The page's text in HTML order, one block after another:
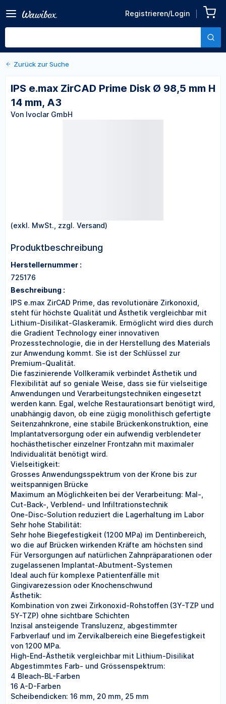
Registrieren/Login
Disk Ø 98,5 mm H 14 mm, A3
Von Ivoclar GmbH
Zurück zu den Produktdetails
Zurück zur Suche
IPS e.max ZirCAD Prime Disk Ø 98,5 mm H
14 mm, A3
Von Ivoclar GmbH
(exkl. MwSt., zzgl. Versand)
Produktbeschreibung
Herstellernummer :
725176
Beschreibung :
IPS e.max ZirCAD Prime, das revolutionäre Zirkonoxid,
steht für höchste Qualität und Ästhetik vergleichbar mit
Lithium-Disilikat-Glaskeramik. Ermöglicht wird dies durch
die Gradient Technology einer innovativen
Prozesstechnologie, die in der Herstellung des Materials
zur Anwendung kommt. Sie ist der Schlüssel zur
Premium-Qualität.
Die faszinierende Vollkeramik verbindet Ästhetik und
Flexibilität auf so geniale Weise, dass sie für vielseitige
Anwendungen und Verarbeitungstechniken eingesetzt
werden kann. Egal, welche Restaurationsart benötigt wird,
unabhängig davon, ob eine zügig monolithisch gefertigte
Seitenzahnkrone, eine stabile Brückenkonstruktion, eine
Implantatversorgung oder ein aufwendig verblendeter
hochästhetischer einzelner Frontzahn mit maximaler
Individualität benötigt wird.
Vielseitigkeit:
Grosses Anwendungsspektrum von der Krone bis zur
weitspannigen Brücke
Maximum an Möglichkeiten bei der Verarbeitung: Mal-,
Cut-Back-, Verblend- und Infiltrationstechnik
One-Disc-Solution reduziert die Lagerhaltung im Labor
Sehr hohe Stabilität:
Sehr hohe Biegefestigkeit (1200 MPa) im Dentinbereich,
wo die auf Brücken wirkenden Kräfte am höchsten sind
Für Versorgungen auf natürlichen Zahnpräparationen oder
zugelassenen Implantat-Abutment-Systemen
Ideal auch für komplexe Patientenfälle mit
Gingivarezession oder Knochenschwund
Ästhetik:
Kombination von zwei Zirkonoxid-Rohstoffen (3Y-TZP und
5Y-TZP) ohne sichtbare Schichten
Inzisal ansteigende Transluzenz, abgestimmter
Farbverlauf und im Zervikalbereich eine Biegefestigkeit
von 1200 MPa.
High-End-Ästhetik vergleichbar mit Lithium-Disilikat
Abgestimmtes Farb- und Grössenspektrum:
4 Bleach-BL-Farben
16 A-D-Farben
Scheibendicken: 16 mm, 20 mm, 25 mm